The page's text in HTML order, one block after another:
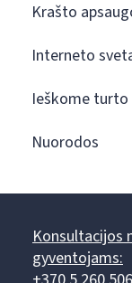
Krašto
Interneto
Ieškome turto
Nuorodos
Konsultacijos
gyventojams: